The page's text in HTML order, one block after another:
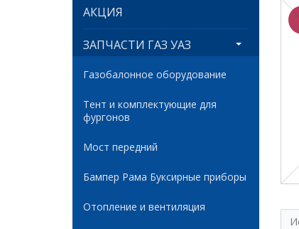
АКЦИЯ
ЗАПЧАСТИ ГАЗ УАЗ
Газобалонное оборудование
Тент и комплектующие для
фургонов
Мост передний
Бампер Рама Буксирные приборы
Отопление и вентиляция